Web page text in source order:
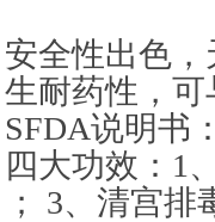
安全性出色
生耐药性，
SFDA说明书
四大功效：1
； 3、清宫